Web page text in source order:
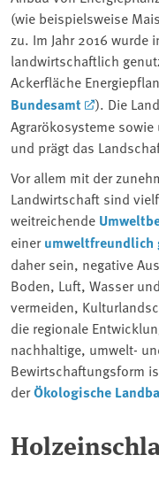
(wie beispielsweise
zu. Im Jahr 2016 wurde
landwirtschaftlich
Ackerfläche
Bundesamt
). Die
Agrarökosysteme
und prägt das
Vor allem mit der
Landwirtschaft sind
weitreichende
einerumweltfreundlich
daher sein, negative
Boden, Luft, Wasser
vermeiden,
die regionale
nachhaltige, umwelt-
Bewirtschaftungsform
derÖkologische